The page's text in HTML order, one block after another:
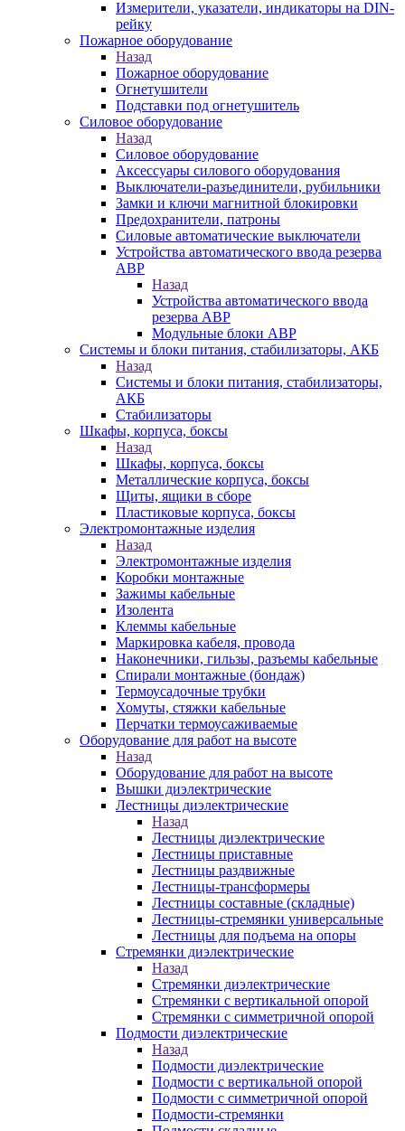
Измерители, указатели, индикаторы на DIN-
рейку
Пожарное оборудование
Назад
Пожарное оборудование
Огнетушители
Подставки под огнетушитель
Силовое оборудование
Назад
Силовое оборудование
Аксессуары силового оборудования
Выключатели-разъединители, рубильники
Замки и ключи магнитной блокировки
Предохранители, патроны
Силовые автоматические выключатели
Устройства автоматического ввода резерва
АВР
Назад
Устройства автоматического ввода
резерва АВР
Модульные блоки АВР
Системы и блоки питания, стабилизаторы, АКБ
Назад
Системы и блоки питания, стабилизаторы,
АКБ
Стабилизаторы
Шкафы, корпуса, боксы
Назад
Шкафы, корпуса, боксы
Металлические корпуса, боксы
Щиты, ящики в сборе
Пластиковые корпуса, боксы
Электромонтажные изделия
Назад
Электромонтажные изделия
Коробки монтажные
Зажимы кабельные
Изолента
Клеммы кабельные
Маркировка кабеля, провода
Наконечники, гильзы, разъемы кабельные
Спирали монтажные (бондаж)
Термоусадочные трубки
Хомуты, стяжки кабельные
Перчатки термоусаживаемые
Оборудование для работ на высоте
Назад
Оборудование для работ на высоте
Вышки диэлектрические
Лестницы диэлектрические
Назад
Лестницы диэлектрические
Лестницы приставные
Лестницы раздвижные
Лестницы-трансформеры
Лестницы составные (складные)
Лестницы-стремянки универсальные
Лестницы для подъема на опоры
Стремянки диэлектрические
Назад
Стремянки диэлектрические
Стремянки с вертикальной опорой
Стремянки с симметричной опорой
Подмости диэлектрические
Назад
Подмости диэлектрические
Подмости с вертикальной опорой
Подмости с симметричной опорой
Подмости-стремянки